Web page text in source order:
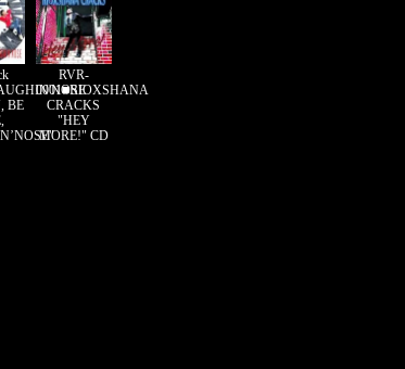
BE
RVR-
0001■RIOXSHANA
CRACKS
"HEY
MORE!" CD